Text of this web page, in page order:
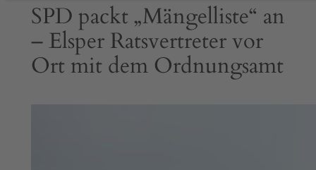
SPD packt „Mängelliste“ an
– Elsper Ratsvertreter vor
Ort mit dem Ordnungsamt